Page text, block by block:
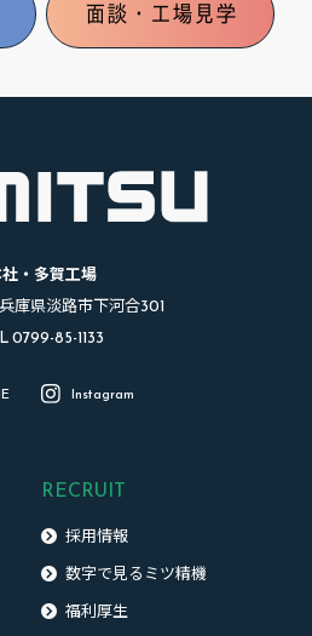
面談・工場見学
・多賀工場
庫県淡路市下河合301
0799-85-1133
Instagram
RECRUIT
採用情報
数字で見るミツ精機
福利厚生